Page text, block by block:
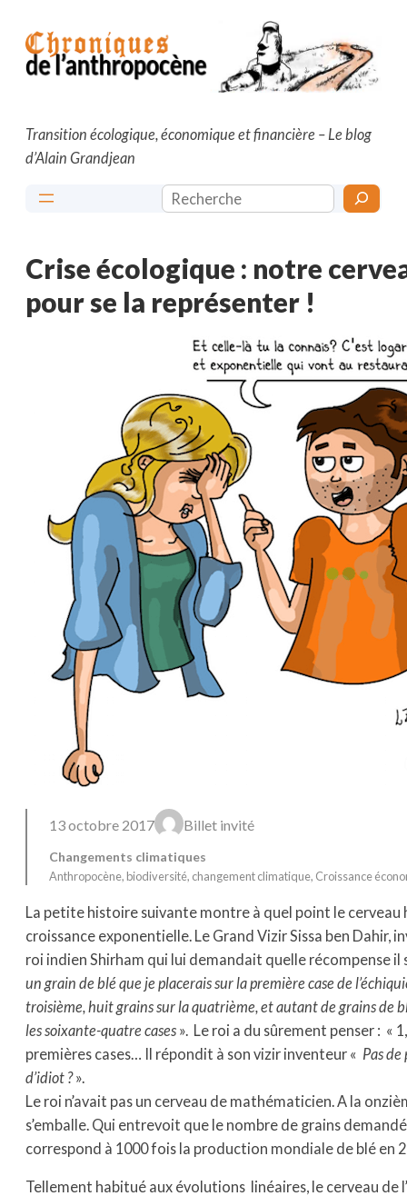
contenu
Transition écologique, économique et financière – Le blog
d’Alain Grandjean
Rechercher
Crise écologique : notre
pour se la représenter !
13 octobre 2017 Billet invité
Changements climatiques
Anthropocène, biodiversité, changement climatique, Croissance
La petite histoire suivante montre à quel point le
croissance exponentielle. Le Grand Vizir Sissa ben Dahir,
roi indien Shirham qui lui demandait quelle récompense il
un grain de blé que je placerais sur la première case de
troisième, huit grains sur la quatrième, et autant de grains de
les soixante-quatre cases ». Le roi a du sûrement penser : «
premières cases… Il répondit à son vizir inventeur « Pas de
d’idiot ?».
Le roi n’avait pas un cerveau de mathématicien. A la
s’emballe. Qui entrevoit que le nombre de grains
correspond à 1000 fois la production mondiale de blé en
Tellement habitué aux évolutions linéaires, le cerveau de